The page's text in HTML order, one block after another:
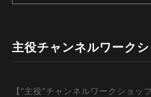
主役チャンネルワーク
【“主役“チャンネルワークショッ